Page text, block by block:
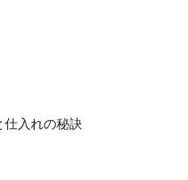
仕入れの秘訣